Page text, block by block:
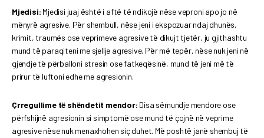
Mjedisi: Mjedisi juaj është i aftë të ndikojë nëse veproni apo jo në
mënyrë agresive. Për shembull, nëse jeni i ekspozuar ndaj dhunës,
krimit, traumës ose veprimeve agresive të dikujt tjetër, ju gjithashtu
mund të paraqiteni me sjellje agresive. Për më tepër, nëse nuk jeni në
gjendje të përballoni stresin ose fatkeqësinë, mund të jeni më të
prirur të luftoni edhe me agresionin.
Çrregullime të shëndetit mendor: Disa sëmundje mendore ose
përfshijnë agresionin si simptomë ose mund të çojnë në veprime
agresive nëse nuk menaxhohen siç duhet. Më poshtë janë shembuj të